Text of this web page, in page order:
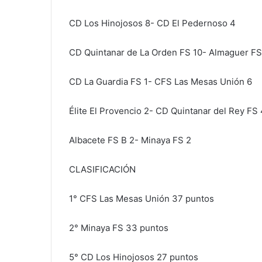
CD Los Hinojosos 8- CD El Pedernoso 4
CD Quintanar de La Orden FS 10- Almaguer
CD La Guardia FS 1- CFS Las Mesas Unión 6
Élite El Provencio 2- CD Quintanar del Rey FS
Albacete FS B 2- Minaya FS 2
CLASIFICACIÓN
1° CFS Las Mesas Unión 37 puntos
2° Minaya FS 33 puntos
5° CD Los Hinojosos 27 puntos